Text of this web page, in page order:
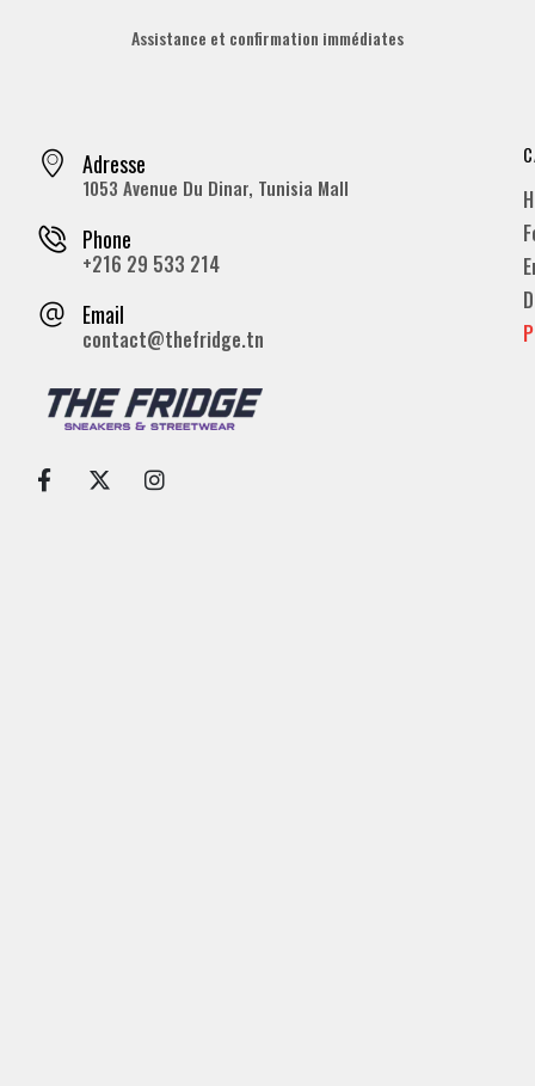
Assistance et confirmation immédiates
Adresse
1053 Avenue Du Dinar, Tunisia Mall
Phone
+216 29 533 214
Email
contact@thefridge.tn